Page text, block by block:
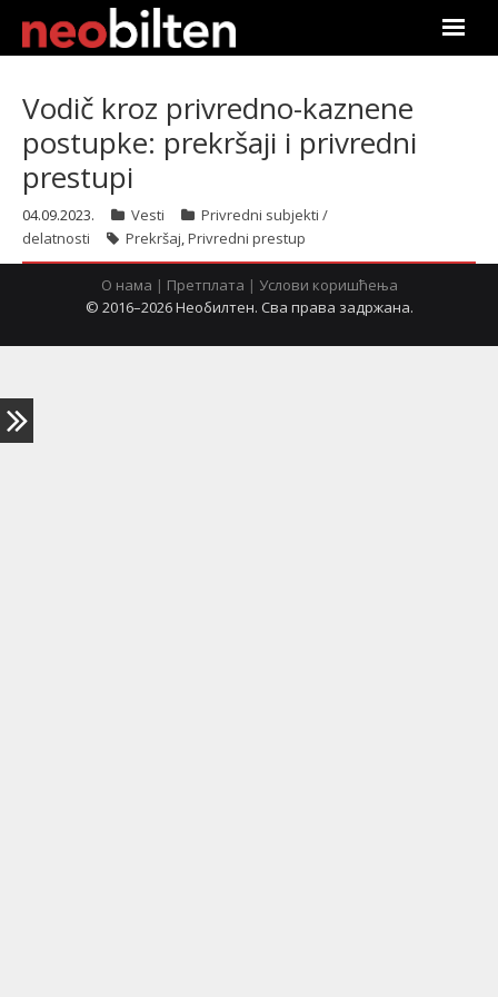
Претрага
Актуелно
Подаци
Линкови
Vodič kroz privredno-kaznene
postupke: prekršaji i privredni
prestupi
04.09.2023. Vesti
Privredni subjekti /
delatnosti
Prekršaj,Privredni prestup
О нама | Претплата | Услови коришћења
© 2016–2026 Необилтен. Сва права задржана.